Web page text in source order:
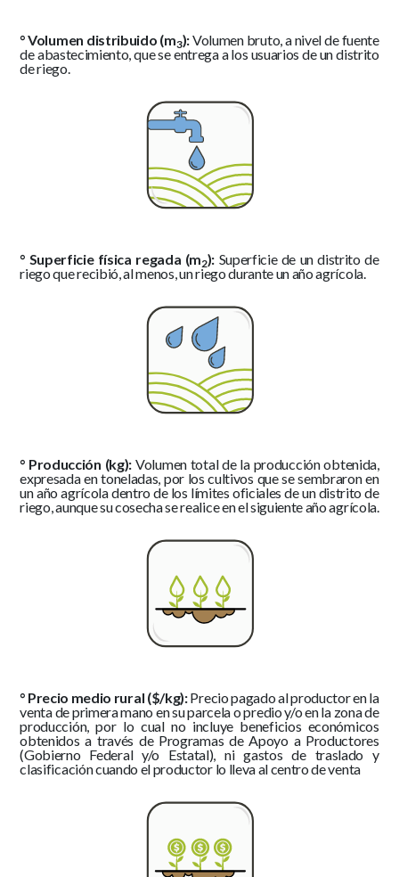
° Volumen distribuido (m3):Volumen bruto, a nivel de fuente
de abastecimiento, que se entrega a los usuarios de un distrito
de riego.
° Superficie física regada (m2): Superficie de un distrito de
riego que recibió, al menos, un riego durante un año agrícola.
° Producción (kg):Volumen total de la producción obtenida,
expresada en toneladas, por los cultivos que se sembraron en
un año agrícola dentro de los límites oficiales de un distrito de
riego, aunque su cosecha se realice en el siguiente año agrícola.
° Precio medio rural ($/kg):Precio pagado al productor en la
venta de primera mano en su parcela o predio y/o en la zona de
producción, por lo cual no incluye beneficios económicos
obtenidos a través de Programas de Apoyo a Productores
(Gobierno Federal y/o Estatal), ni gastos de traslado y
clasificación cuando el productor lo lleva al centro de venta